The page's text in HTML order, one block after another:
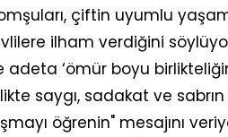
çiftin uyumlu yaşam
ilham verdiğini
adeta ‘ömür boyu
saygı, sadakat ve
öğrenin" mesajını